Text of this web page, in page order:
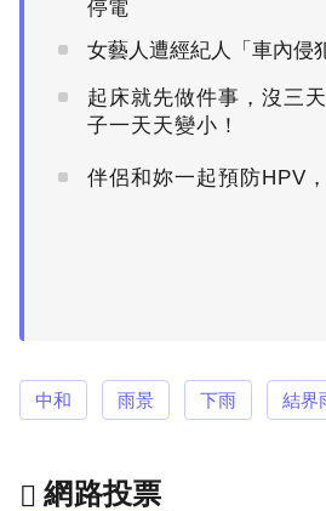
停電
女藝人遭經紀人「車內侵
起床就先做件事，沒三
子一天天變小！
伴侶和妳一起預防HPV
中和 雨景 下雨 結界
網路投票